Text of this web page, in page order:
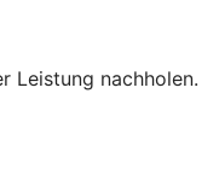
Leistung nachholen.